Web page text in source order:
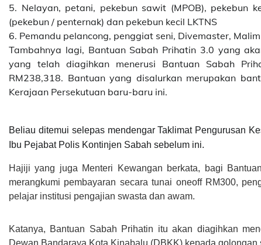
5. Nelayan, petani, pekebun sawit (MPOB), pekebun
(pekebun / penternak) dan pekebun kecil LKTNS
6. Pemandu pelancong, penggiat seni, Divemaster,
Tambahnya lagi, Bantuan Sabah Prihatin 3.0 yang
yang telah diagihkan menerusi Bantuan Sabah
RM238,318. Bantuan yang disalurkan merupakan
Kerajaan Persekutuan baru-baru ini.
Beliau ditemui selepas mendengar Taklimat Pengurusan
Ibu Pejabat Polis Kontinjen Sabah sebelum ini.
Hajiji yang juga Menteri Kewangan berkata, bagi
merangkumi pembayaran secara tunai oneoff RM300,
pelajar institusi pengajian swasta dan awam.
Katanya, Bantuan Sabah Prihatin itu akan diagihkan
Dewan Bandaraya Kota Kinabalu (DBKK) kepada golongan